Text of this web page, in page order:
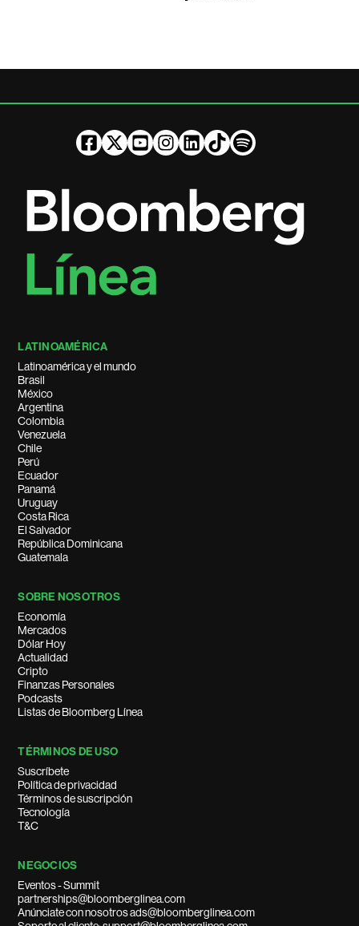
LATINOAMÉRICA
Latinoamérica y el mundo
Brasil
México
Argentina
Colombia
Venezuela
Chile
Perú
Ecuador
Panamá
Uruguay
Costa Rica
El Salvador
República Dominicana
Guatemala
SOBRE NOSOTROS
Economía
Mercados
Dólar Hoy
Actualidad
Cripto
Finanzas Personales
Podcasts
Listas de Bloomberg Línea
TÉRMINOS DE USO
Suscríbete
Política de privacidad
Términos de suscripción
Tecnología
T&C
NEGOCIOS
Eventos - Summit
partnerships@bloomberglinea.com
Anúnciate con nosotros ads@bloomberglinea.com